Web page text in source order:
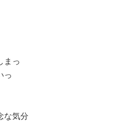
まっ
っ
な気分